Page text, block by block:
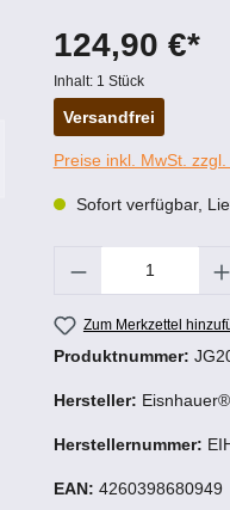
124,90 €*
Inhalt: 1 Stück
Versandfrei
Preise inkl. MwSt.
Sofort verfügbar,
Produkt
Zum Merkzettel
Produktnummer:
Hersteller:
Herstellernummer:
EAN: 4260398680949